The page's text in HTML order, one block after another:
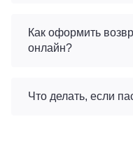
Как оформить
онлайн?
Что делать, если